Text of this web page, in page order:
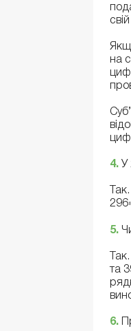
на
4. У
5.
та
6.